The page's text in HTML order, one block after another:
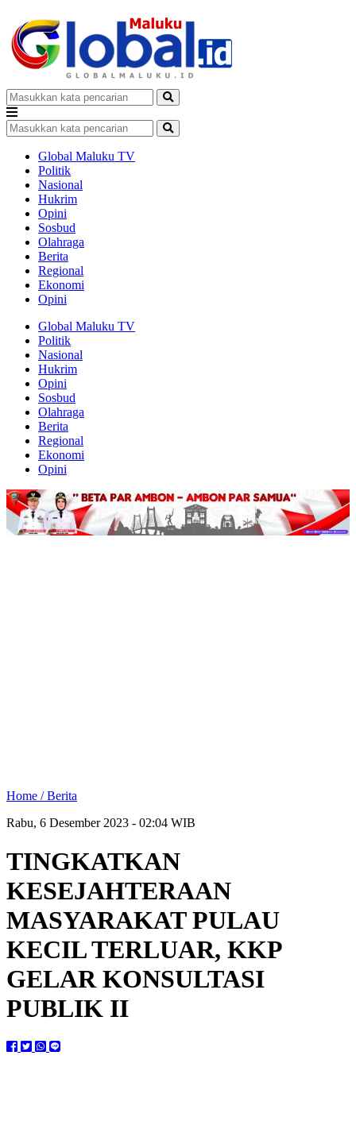
Global Maluku TV
Politik
Nasional
Hukrim
Opini
Sosbud
Olahraga
Berita
Regional
Ekonomi
Opini
Global Maluku TV
Politik
Nasional
Hukrim
Opini
Sosbud
Olahraga
Berita
Regional
Ekonomi
Opini
Home /Berita
Rabu, 6 Desember 2023 - 02:04 WIB
TINGKATKAN
KESEJAHTERAAN
MASYARAKAT PULAU
KECIL TERLUAR, KKP
GELAR KONSULTASI
PUBLIK II